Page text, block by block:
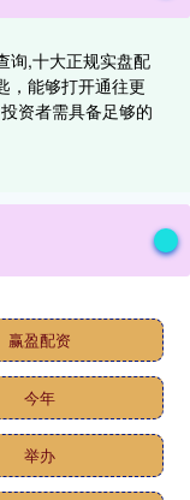
询,十大正规实盘配
，能够打开通往更
资者需具备足够的
赢盈配资
今年
举办